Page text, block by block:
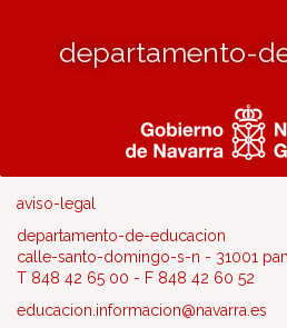
departamento-
aviso-legal
departamento-de-educacion
calle-santo-domingo-s-n - 31001
T 848 42 65 00 - F 848 42 60 52
educacion.informacion@navarra.es